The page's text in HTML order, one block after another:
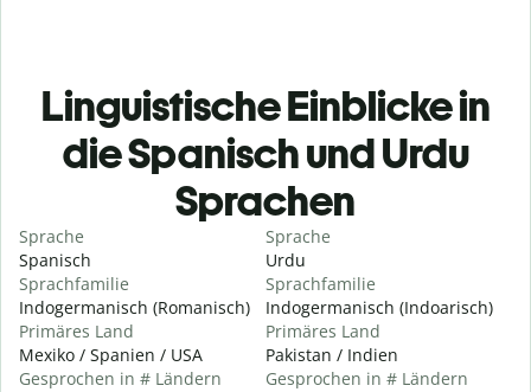
Linguistische Einblicke in
die Spanisch und Urdu
Sprachen
Sprache
Spanisch
Sprachfamilie
Indogermanisch (Romanisch)
Primäres Land
Mexiko / Spanien / USA
Gesprochen in # Ländern
Sprache
Urdu
Sprachfamilie
Indogermanisch (Indoarisch)
Primäres Land
Pakistan / Indien
Gesprochen in # Ländern